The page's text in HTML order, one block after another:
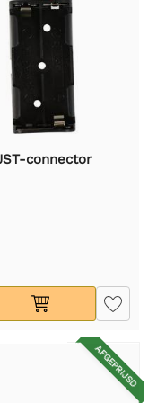
connector
AFGEPRIJSD